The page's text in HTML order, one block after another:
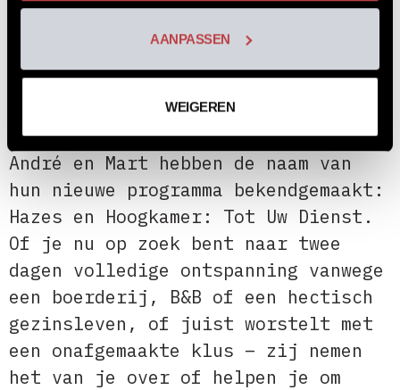
AANPASSEN
WEIGEREN
André en Mart hebben de naam van
hun nieuwe programma bekendgemaakt:
Hazes en Hoogkamer: Tot Uw Dienst.
Of je nu op zoek bent naar twee
dagen volledige ontspanning vanwege
een boerderij, B&B of een hectisch
gezinsleven, of juist worstelt met
een onafgemaakte klus – zij nemen
het van je over of helpen je om